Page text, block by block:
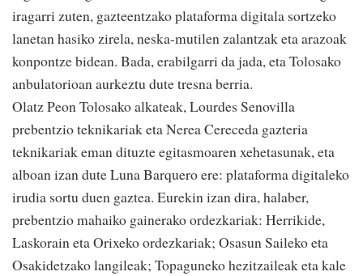
iragarri zuten, gazteentzako plataforma digitala sortzeko
lanetan hasiko zirela, neska-mutilen zalantzak eta arazoak
konpontze bidean. Bada, erabilgarri da jada, eta Tolosako
anbulatorioan aurkeztu dute tresna berria.
Olatz Peon Tolosako alkateak, Lourdes Senovilla
prebentzio teknikariak eta Nerea Cereceda gazteria
teknikariak eman dituzte egitasmoaren xehetasunak, eta
alboan izan dute Luna Barquero ere: plataforma digitaleko
irudia sortu duen gaztea. Eurekin izan dira, halaber,
prebentzio mahaiko gainerako ordezkariak: Herrikide,
Laskorain eta Orixeko ordezkariak; Osasun Saileko eta
Osakidetzako langileak; Topaguneko hezitzaileak eta kale